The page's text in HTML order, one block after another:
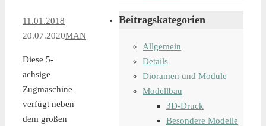
11.01.2018
20.07.2020MAN
Diese 5-
achsige
Zugmaschine
verfügt neben
dem großen
Beitragskategorien
Allgemein
Details
Dioramen und Module
Modellbau
3D-Druck
Besondere Modelle